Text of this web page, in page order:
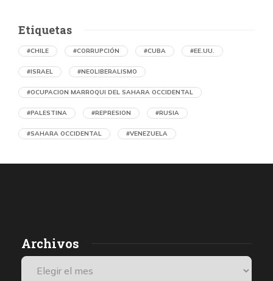
Ejecución de niños palestinos con un solo
con una única herida de bala en la cabeza o el pecho, un indicio
de que habían sido blanco de ataques deliberados. Así se
desprende de una investigación de De Volkskrant, que habló con
Etiquetas
#CHILE #CORRUPCIÓN #CUBA #EE.UU.
#ISRAEL #NEOLIBERALISMO
#OCUPACION MARROQUI DEL SAHARA OCCIDENTAL
#PALESTINA #REPRESION #RUSIA
#SAHARA OCCIDENTAL #VENEZUELA
Archivos